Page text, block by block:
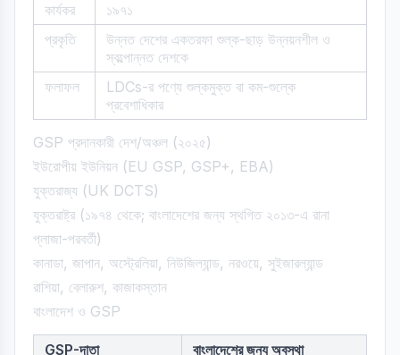
কার্যকর
১৯৭১
প্রকৃতি
উন্নত দেশের একতরফা শুল্ক-ছাড় উন্নয়নশীল ও
স্বল্পোন্নত দেশকে
ফলাফল
LDCs-র পণ্যে শুল্কমুক্ত বা কম-শুল্কে
প্রবেশাধিকার
GSP প্রদানকারী দেশ/অঞ্চল (২০২৫)
ইউরোপীয় ইউনিয়ন (EU GSP, GSP+, EBA)
যুক্তরাজ্য (UK DCTS)
যুক্তরাষ্ট্র (১৯৭৪ থেকে; বাংলাদেশের জন্য স্থগিত ২০১৩-এ রানা
প্লাজা-পরবর্তী)
কানাডা, জাপান, অস্ট্রেলিয়া, নিউজিল্যান্ড, নরওয়ে, সুইজারল্যান্ড
রাশিয়া, বেলারুশ, কাজাকস্তান
বাংলাদেশ ও GSP
GSP-দাতা
বাংলাদেশের জন্য অবস্থা